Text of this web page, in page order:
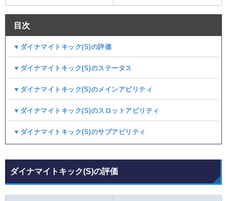
目次
▼ダイナマイトキック(S)の評価
▼ダイナマイトキック(S)のステータス
▼ダイナマイトキック(S)のメインアビリティ
▼ダイナマイトキック(S)のスロットアビリティ
▼ダイナマイトキック(S)のサブアビリティ
ダイナマイトキック(S)の評価